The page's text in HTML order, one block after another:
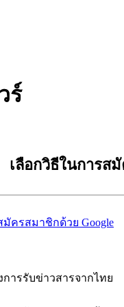
ร์
เลือกวิธีในการส
มัครสมาชิกด้วย Google
ารรับข่าวสารจากไทย